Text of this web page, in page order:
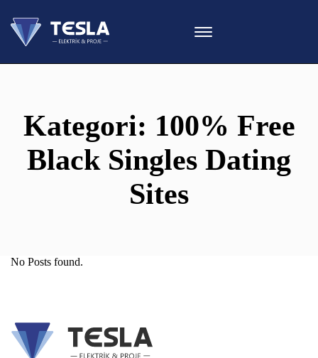
Kategori: 100% Free
Black Singles Dating
Sites
No Posts found.